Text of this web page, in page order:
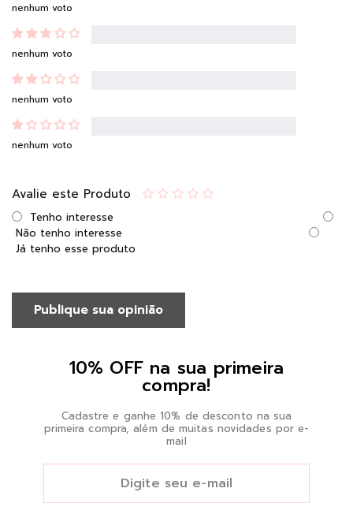
nenhum voto
nenhum voto
nenhum voto
nenhum voto
Avalie este Produto
Tenho interesse
Não tenho interesse
Já tenho esse produto
Publique sua opinião
10% OFF na sua primeira
compra!
Cadastre e ganhe 10% de desconto na sua
primeira compra, além de muitas novidades por e-
mail